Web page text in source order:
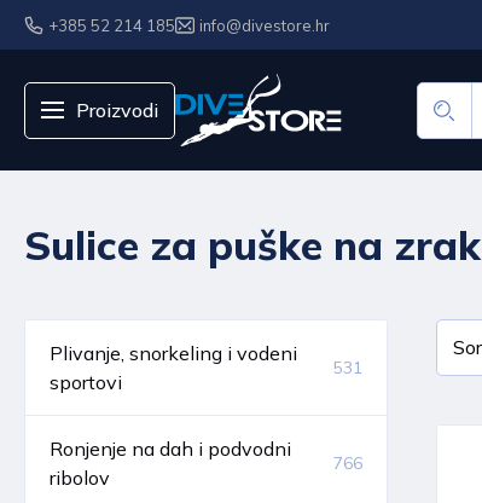
+385 52 214 185 info@divestore.hr
Proizvodi
Sulice za puške na zrak
Plivanje, snorkeling i vodeni
sportovi
531
Ronjenje na dah i podvodni
ribolov
766